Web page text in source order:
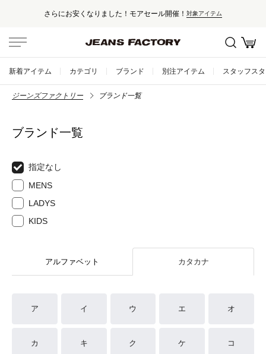
さらにお安くなりました！モアセール開催！ 対象アイテム
新着アイテム カテゴリ ブランド 別注アイテム スタッフス
ジーンズファクトリー ブランド一覧
ブランド一覧
指定なし
MENS
LADYS
KIDS
アルファベット カタカナ
ア イ ウ エ オ
カ キ ク ケ コ